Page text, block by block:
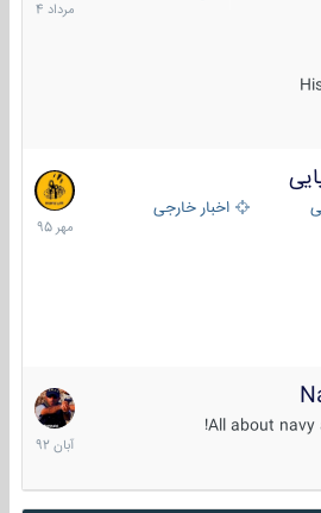
1404
اخبار خارجی
27
مهر
1395
All about
22
آبان
1392